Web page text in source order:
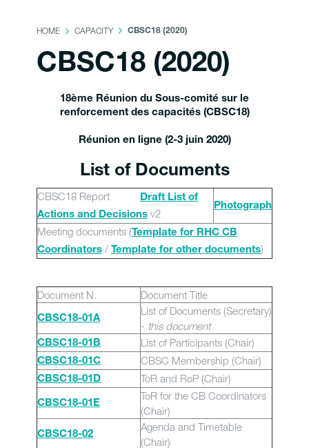
HOME CAPACITY CBSC18 (2020)
CBSC18 (2020)
18ème Réunion du Sous-comité sur le
renforcement des capacités (CBSC18)
Réunion en ligne (2-3 juin 2020)
List of Documents
CBSC18 Report
Draft List of
Actions and Decisions v2
Photograph
Meeting documents ( Template for RHC CB
Coordinators / Template for other documents)
Document N. Document Title
CBSC18-01A
List of Documents (Secretary)
- this document
CBSC18-01B List of Participants (Chair)
CBSC18-01C CBSC Membership (Chair)
CBSC18-01D ToR and RoP (Chair)
CBSC18-01E
ToR for the CB Coordinators
(Chair)
CBSC18-02
Agenda and Timetable
(Chair)